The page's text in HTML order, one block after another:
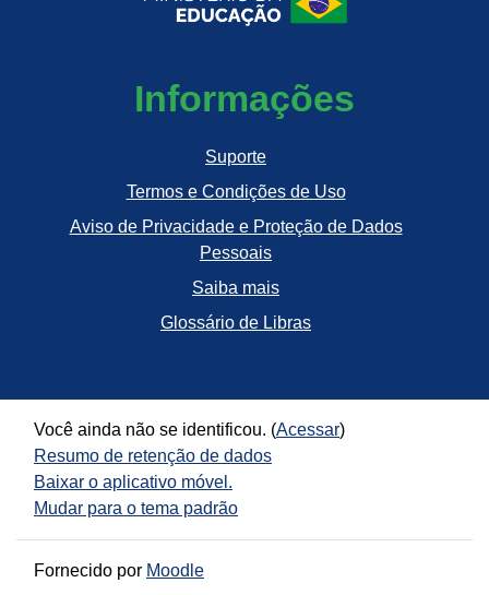
Informações
Suporte
Termos e Condições de Uso
Aviso de Privacidade e Proteção de Dados
Pessoais
Saiba mais
Glossário de Libras
Você ainda não se identificou. (Acessar)
Resumo de retenção de dados
Baixar o aplicativo móvel.
Mudar para o tema padrão
Fornecido por Moodle